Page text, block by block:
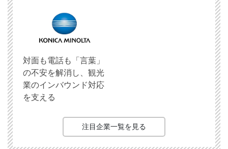
対面も電話も「言葉」
の不安を解消し、観光
業のインバウンド対応
を支える
注目企業一覧を見る